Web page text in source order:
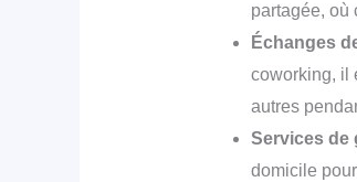
partagée, où
Échanges
coworking, il
autres
Services de
domicile